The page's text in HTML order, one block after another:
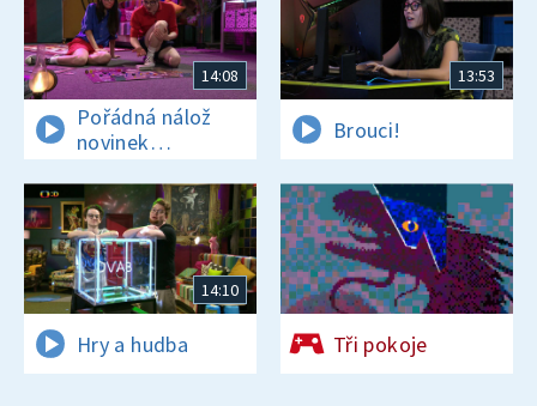
14:08
Pořádná nálož
novinek
a zajímavostí
13:53
Brouci!
14:10
Hry a hudba Tři pokoje